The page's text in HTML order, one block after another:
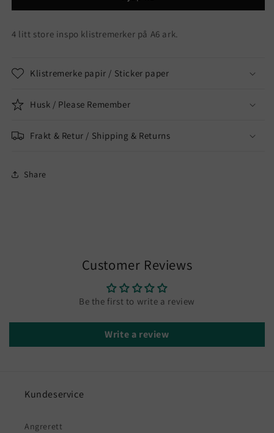
4 litt store inspo klistremerker på A6 ark.
Klistremerke papir / Sticker paper
Husk / Please Remember
Frakt & Retur / Shipping & Returns
Share
Customer Reviews
Be the first to write a review
Write a review
Kundeservice
Angrerett